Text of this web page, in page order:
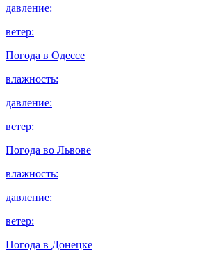
давление:
ветер:
Погода в Одессе
влажность:
давление:
ветер:
Погода во Львове
влажность:
давление:
ветер:
Погода в Донецке